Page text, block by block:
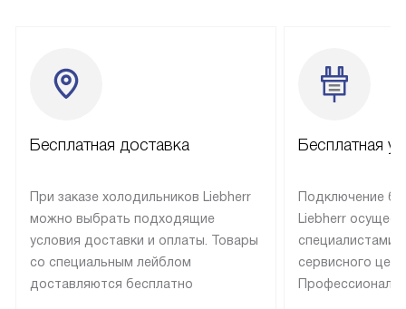
Бесплатная доставка
При заказе холодильников Liebherr
можно выбрать подходящие
условия доставки и оплаты. Товары
со специальным лейблом
доставляются бесплатно
Бесплатная
Подключение
Liebherr
специалистами
сервисного